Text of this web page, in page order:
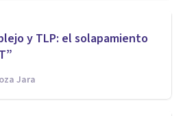
y TLP: el solapamiento
Jara